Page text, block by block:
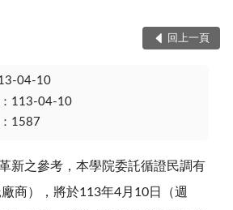
回上一頁
04-10
113-04-10
1587
新之參考，本學院委託循證民調有
商），將於113年4月10日（週